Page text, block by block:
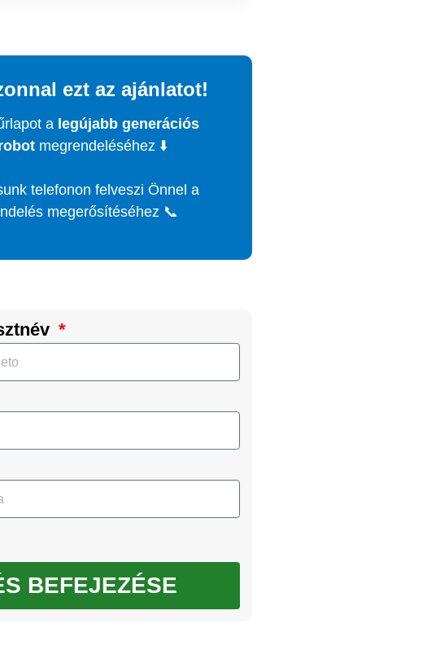
ezt az ajánlatot!
a legújabb generációs
megrendeléséhez ⬇️
telefonon felveszi Önnel a
megerősítéséhez 📞
BEFEJEZÉSE